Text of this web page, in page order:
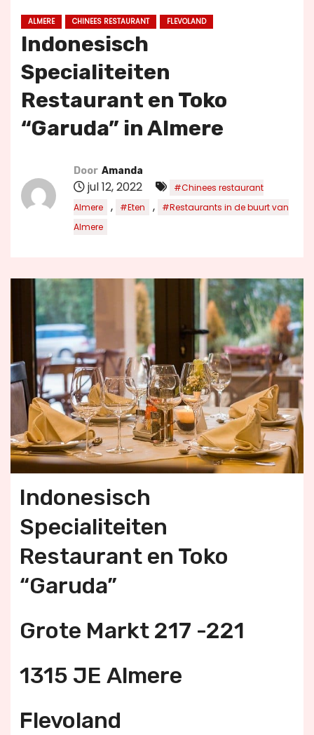
ALMERE CHINEES RESTAURANT FLEVOLAND
Indonesisch
Specialiteiten
Restaurant en Toko
“Garuda” in Almere
Door Amanda
jul 12, 2022
#Chinees restaurant
Almere
, #Eten ,
#Restaurants in de buurt van
Almere
Indonesisch
Specialiteiten
Restaurant en Toko
“Garuda”
Grote Markt 217 -221
1315 JE Almere
Flevoland